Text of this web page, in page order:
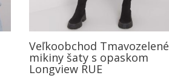
Veľkoobchod Tmavozelené
mikiny šaty s opaskom
Longview RUE